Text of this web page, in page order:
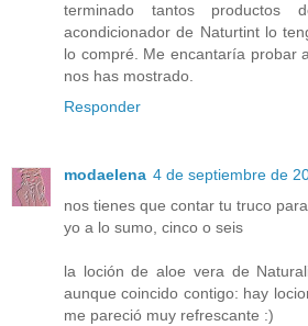
terminado tantos productos
acondicionador de Naturtint lo
lo compré. Me encantaría probar
nos has mostrado.
Responder
modaelena 4 de septiembre de
nos tienes que contar tu truco
yo a lo sumo, cinco o seis
la loción de aloe vera de
aunque coincido contigo: hay
me pareció muy refrescante :)